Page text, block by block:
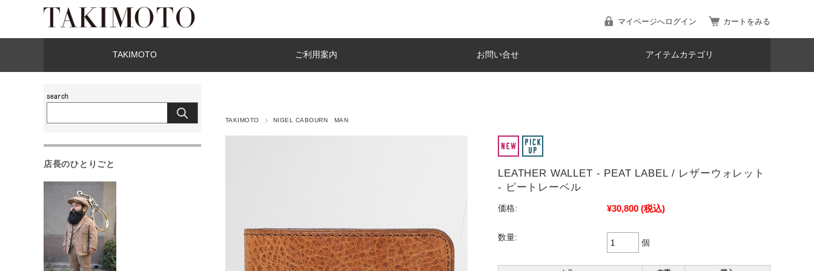
マイページへログイン カートをみる
TAKIMOTO ご利用案内 お問い合せ アイテムカテゴリ
TAKIMOTO NIGEL CABOURN MAN
LEATHER WALLET - PEAT LABEL / レザーウォレット
- ピートレーベル
価格: ¥30,800 (税込)
数量:
個
店長のひとりごと